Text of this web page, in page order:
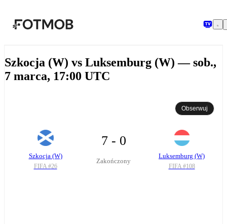
Szkocja (W) vs Luksemburg (W) — sob.,
7 marca, 17:00 UTC
Obserwuj
Szkocja (W)
FIFA #26
7 - 0
Zakończony
Luksemburg (W)
FIFA #108